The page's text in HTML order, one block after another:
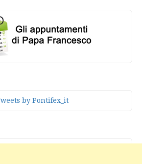
by Pontifex_it